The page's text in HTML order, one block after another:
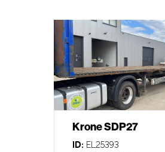
Krone SDP27
ID: EL25393